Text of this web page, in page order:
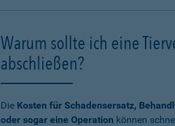
Warum sollte ich eine
abschließen?
Die Kosten für Schadensersatz,
oder sogar eine Operation können